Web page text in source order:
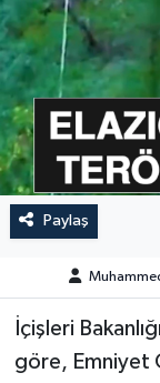
Paylaş
İçişleri
göre, Emniyet
HABERDE
KÜLTÜR-
MAGAZİN
MEDYA
POLİTİKA
SAĞLIK